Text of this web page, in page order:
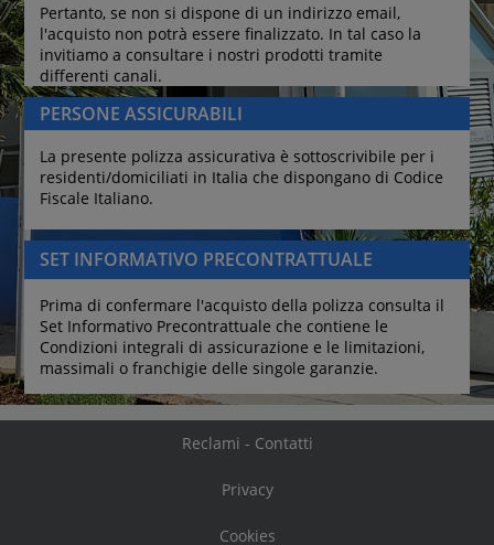
Pertanto, se non si dispone di un indirizzo email,
l'acquisto non potrà essere finalizzato. In tal caso la
invitiamo a consultare i nostri prodotti tramite
differenti canali.
PERSONE ASSICURABILI
La presente polizza assicurativa è sottoscrivibile per i
residenti/domiciliati in Italia che dispongano di Codice
Fiscale Italiano.
SET INFORMATIVO PRECONTRATTUALE
Prima di confermare l'acquisto della polizza consulta il
Set Informativo Precontrattuale che contiene le
Condizioni integrali di assicurazione e le limitazioni,
massimali o franchigie delle singole garanzie.
Reclami - Contatti
Privacy
Cookies